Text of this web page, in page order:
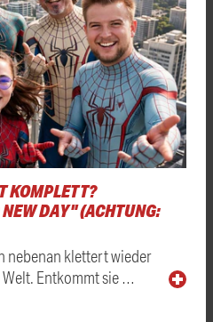
KOMPLETT?
DAY" (ACHTUNG:
nebenan klettert wieder
Entkommt sie …